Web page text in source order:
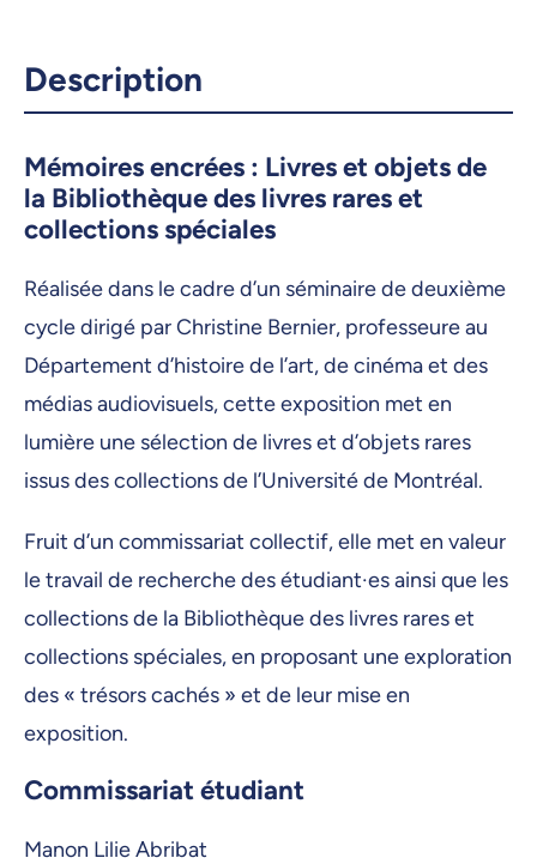
4 mai 2026, 08:30
5 mai 2026, 08:30
6 mai 2026, 08:30
7 mai 2026, 08:30
8 mai 2026, 08:30
11 mai 2026, 08:30
13 mai 2026, 08:30
14 mai 2026, 08:30
18 mai 2026, 08:30
19 mai 2026, 08:30
20 mai 2026, 08:30
21 mai 2026, 08:30
25 mai 2026, 08:30
26 mai 2026, 08:30
Description
Mémoires encrées : Livres et objets de
la Bibliothèque des livres rares et
collections spéciales
Réalisée dans le cadre d’un séminaire de deuxième
cycle dirigé par Christine Bernier, professeure au
Département d’histoire de l’art, de cinéma et des
médias audiovisuels, cette exposition met en
lumière une sélection de livres et d’objets rares
issus des collections de l’Université de Montréal.
Fruit d’un commissariat collectif, elle met en valeur
le travail de recherche des étudiant·es ainsi que les
collections de la Bibliothèque des livres rares et
collections spéciales, en proposant une exploration
des « trésors cachés » et de leur mise en
exposition.
Commissariat étudiant
Manon Lilie Abribat